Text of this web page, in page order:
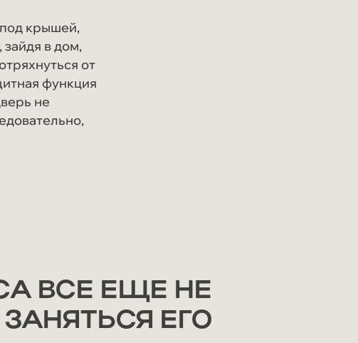
Блог
Контакты
под крышей,
в дом,
от
функция
не
ВСЕ ЕЩЕ НЕ
ЕГО